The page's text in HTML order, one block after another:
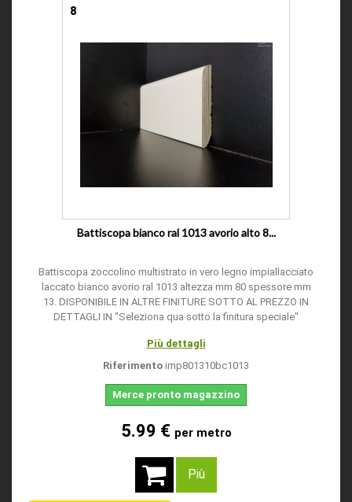
8
Battiscopa bianco ral 1013 avorio alto 8...
Battiscopa zoccolino multistrato in vero legno impiallacciato
laccato bianco avorio ral 1013 altezza mm 80 spessore mm
13. DISPONIBILE IN ALTRE FINITURE SOTTO AL PREZZO IN
DETTAGLI IN "Seleziona qua sotto la finitura speciale"
Più dettagli
Riferimento imp801310bc1013
Merce pronto magazzino
5.99 € per metro
Più